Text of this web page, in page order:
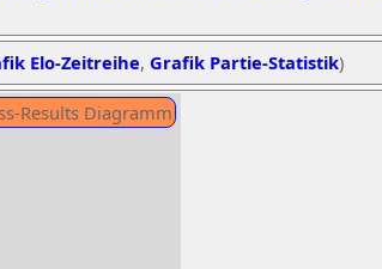
Elo-Zeitreihe, Grafik Partie-Statistik)